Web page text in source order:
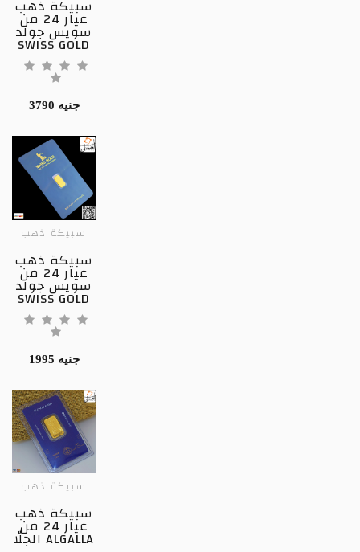
سبيكة ذهب
عيار 24 من
سويس جولد
SWISS GOLD
3790 جنيه
سبيكة ذهب
سبيكة ذهب
عيار 24 من
سويس جولد
SWISS GOLD
1995 جنيه
سبيكة ذهب
سبيكة ذهب
عيار 24 من
الجلّا ALGALLA